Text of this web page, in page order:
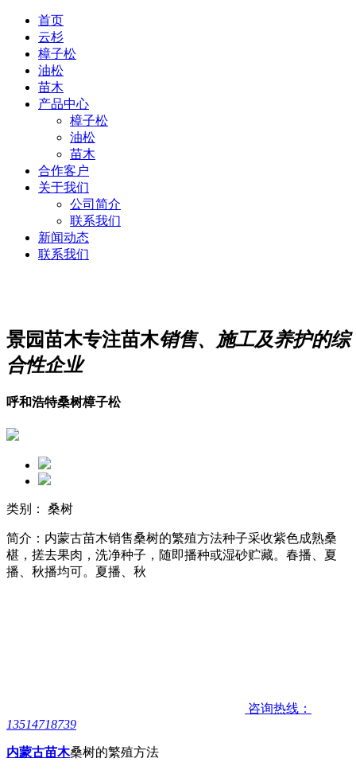
首页
云杉
樟子松
油松
苗木
产品中心
樟子松
油松
苗木
合作客户
关于我们
公司简介
联系我们
新闻动态
联系我们
景园苗木专注苗木销售、施工及养护的综
合性企业
呼和浩特桑树樟子松
类别： 桑树
简介：内蒙古苗木销售桑树的繁殖方法种子采收紫色成熟桑
椹，搓去果肉，洗净种子，随即播种或湿砂贮藏。春播、夏
播、秋播均可。夏播、秋
咨询热线：
13514718739
内蒙古苗木桑树的繁殖方法